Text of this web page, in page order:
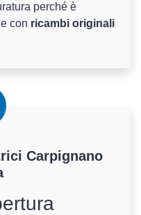
perché è
con ricambi originali
Carpignano